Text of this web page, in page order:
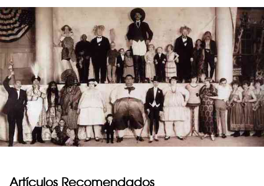
Artículos Recomendados